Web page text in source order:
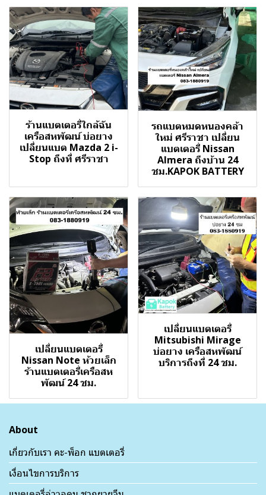
ร้านแบตเตอรี่ใกล้ฉัน
เครือสหพัฒน์ บ่อยาง
เปลี่ยนแบต Mazda 2 i-
Stop ถึงที่ ศรีราชา
รถแบตหมดหนองคล้า
ใหม่ ศรีราชา เปลี่ยน
แบตเตอรี่ Nissan
Almera ถึงบ้าน 24
ชม.KAPOK BATTERY
เปลี่ยนแบตเตอรี่
Nissan Note ห้วยเล็ก
ร้านแบตเตอรี่เครือสห
พัฒน์ 24 ชม.
เปลี่ยนแบตเตอรี่
Mitsubishi Mirage
บ่อยาง เครือสหพัฒน์
บริการถึงที่ 24 ชม.
About
เกี่ยวกับเรา คะ-พ็อก แบตเตอรี่
เงื่อนไขการบริการ